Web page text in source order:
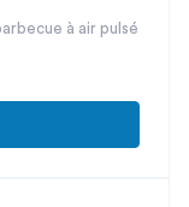
à air pulsé